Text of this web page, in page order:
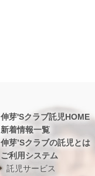
伸芽'Sクラブ託児HOME
新着情報一覧
伸芽’Sクラブの託児とは
ご利用システム
託児サービス